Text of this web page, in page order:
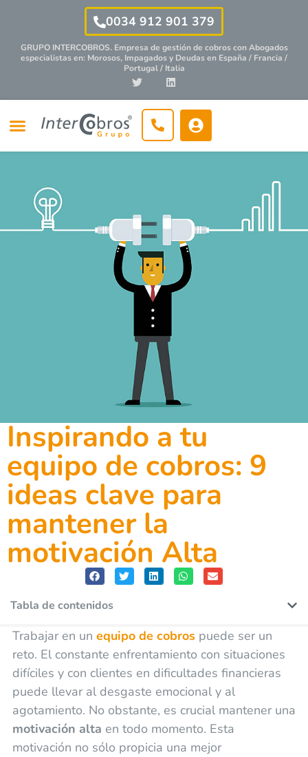
0034 912 901 379
GRUPO INTERCOBROS. Empresa de gestión de cobros conAbogados
especialistasen: Morosos, Impagados y Deudas en España / Francia /
Portugal / Italia
Inspirando a tu
equipo de cobros: 9
ideas clave para
mantener la
motivación Alta
Tabla de contenidos
Trabajar en un equipo de cobrospuede ser un
reto. El constante enfrentamiento con situaciones
difíciles y con clientes en dificultades financieras
puede llevar al desgaste emocional y al
agotamiento. No obstante, es crucial mantener una
motivación alta en todo momento. Esta
motivación no sólo propicia una mejor